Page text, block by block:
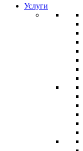
Услуги